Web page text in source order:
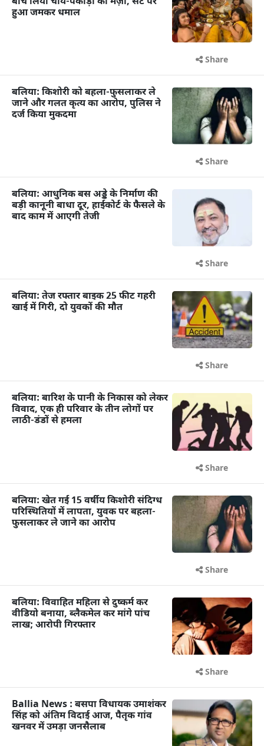
हुआ जमकर धमाल
Share
बलिया: किशोरी को बहला-फुसलाकर ले
जाने और गलत कृत्य का आरोप, पुलिस ने
दर्ज किया मुकदमा
Share
बलिया: आधुनिक बस अड्डे के निर्माण की
बड़ी कानूनी बाधा दूर, हाईकोर्ट के फैसले के
बाद काम में आएगी तेजी
Share
बलिया: तेज रफ्तार बाइक 25 फीट गहरी
खाई में गिरी, दो युवकों की मौत
Share
बलिया: बारिश के पानी के निकास को लेकर
विवाद, एक ही परिवार के तीन लोगों पर
लाठी-डंडों से हमला
Share
बलिया: खेत गई 15 वर्षीय किशोरी संदिग्ध
परिस्थितियों में लापता, युवक पर बहला-
फुसलाकर ले जाने का आरोप
Share
बलिया: विवाहित महिला से दुष्कर्म कर
वीडियो बनाया, ब्लैकमेल कर मांगे पांच
लाख; आरोपी गिरफ्तार
Share
Ballia News : बसपा विधायक उमाशंकर
सिंह को अंतिम विदाई आज, पैतृक गांव
खनवर में उमड़ा जनसैलाब